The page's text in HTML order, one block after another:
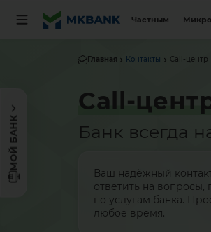
Частным
МОЙ БАНК
Главная Контакты Call-центр
Call-
Банк всегда
Ваш надёжный
ответить на
по услугам банка.
любое время.